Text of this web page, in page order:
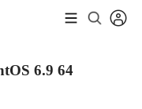
6.9 64